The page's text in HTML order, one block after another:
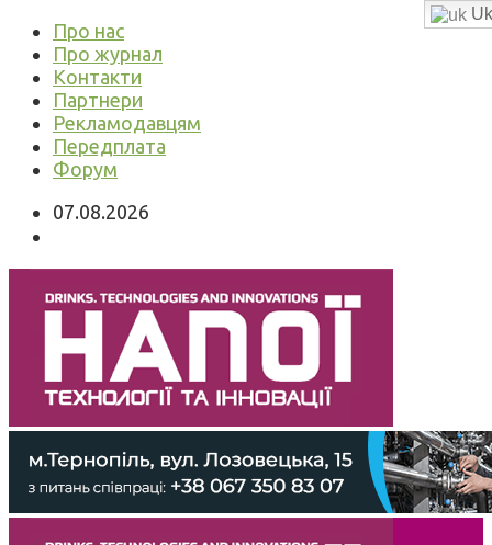
Про нас
Про журнал
Контакти
Партнери
Рекламодавцям
Передплата
Форум
07.08.2026